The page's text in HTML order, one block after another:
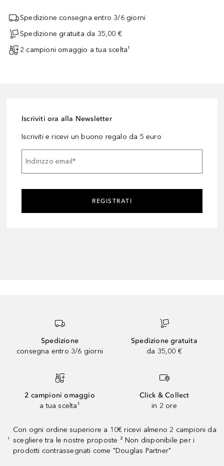
Spedizione consegna entro 3/6 giorni
Spedizione gratuita da 35,00 €
2 campioni omaggio a tua scelta¹
Iscriviti ora alla Newsletter
Iscriviti e ricevi un buono regalo da 5 euro
Indirizzo email*
REGISTRATI
Spedizione
consegna entro 3/6 giorni
Spedizione gratuita
da 35,00 €
2 campioni omaggio
a tua scelta¹
Click & Collect
in 2 ore
¹
Con ogni ordine superiore a 10€ ricevi almeno 2 campioni da
scegliere tra le nostre proposte ² Non disponibile per i
prodotti contrassegnati come "Douglas Partner"